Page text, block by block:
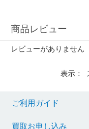
商品レビュー
レビューがありません
表示：
ご利用ガイド
買取お申し込み